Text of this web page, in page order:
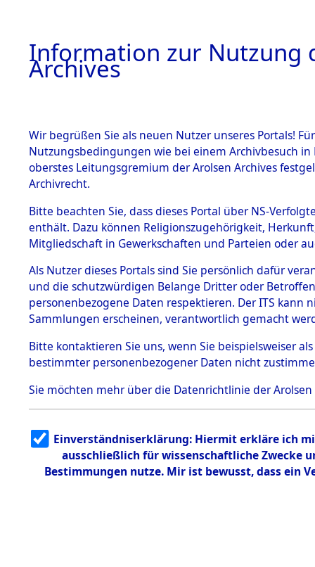
BESTÄNDE
1.
mente
5. Verschiedenes
5.3
Todesmärsche
5.3.1 Alliierte
Erhebungen
zu
Todesmärsch
en
5.3.2
g
5.3.3
Todesmärsch
von
Toter aus
Ort ihrer
0001
Information zur Nutzung
Archives
Wir begrüßen Sie als neuen Nutzer unseres Portals!
Nutzungsbedingungen wie bei einem Archivbesuch
oberstes Leitungsgremium der Arolsen Archives
Archivrecht.
Bitte beachten Sie, dass dieses Portal über NS-
enthält. Dazu können Religionszugehörigkeit,
Mitgliedschaft in Gewerkschaften und Parteien oder
Als Nutzer dieses Portals sind Sie persönlich dafür
und die schutzwürdigen Belange Dritter oder
personenbezogene Daten respektieren. Der ITS
Sammlungen erscheinen, verantwortlich gemacht
Bitte kontaktieren Sie uns, wenn Sie beispielsweiser
bestimmter personenbezogener Daten nicht
Sie möchten mehr über die Datenrichtlinie der Arolsen
Einverständniserklärung: Hiermit erkläre ich
ausschließlich für wissenschaftliche Zwecke
Bestimmungen nutze. Mir ist bewusst, dass ein